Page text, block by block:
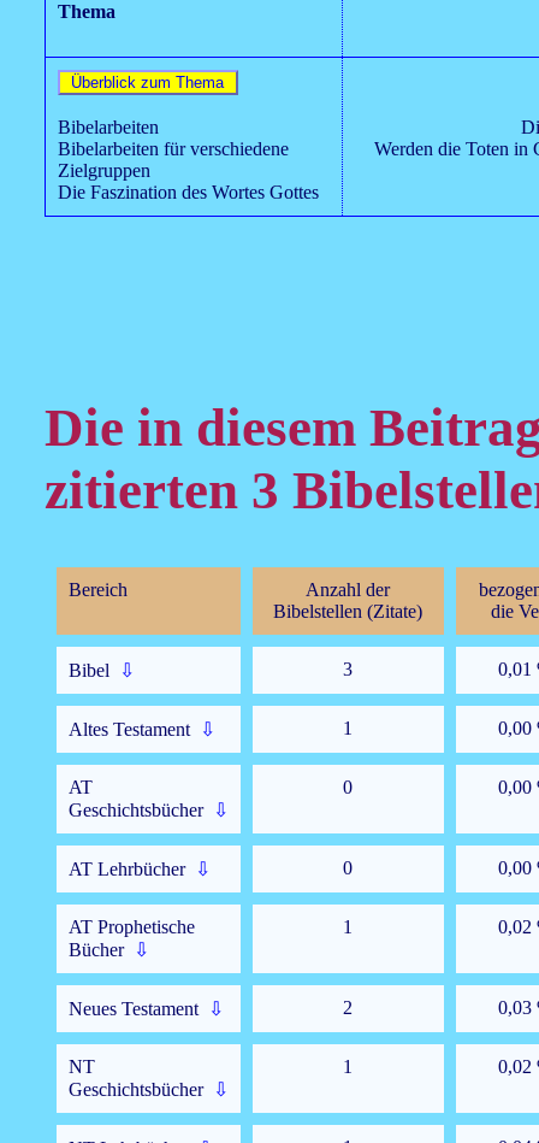
Thema
Bibelarbeiten
Bibelarbeiten für verschiedene
Zielgruppen
Die Faszination des Wortes Gottes
Werden die Toten in
Die in diesem
zitierten 3
Bereich
Anzahl der
Bibelstellen (Zitate)
die
Bibel ⇩ 3 0,01
Altes Testament ⇩ 1 0,00
AT
Geschichtsbücher ⇩
0 0,00
AT Lehrbücher ⇩ 0 0,00
AT Prophetische
Bücher ⇩
1 0,02
Neues Testament ⇩ 2 0,03
NT
Geschichtsbücher ⇩
1 0,02